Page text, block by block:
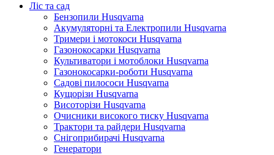
Ліс та сад
Бензопили Husqvarna
Акумуляторні та Електропили Husqvarna
Тримери і мотокоси Husqvarna
Газонокосарки Husqvarna
Культиватори і мотоблоки Husqvarna
Газонокосарки-роботи Husqvarna
Садові пилососи Husqvarna
Кущорізи Husqvarna
Висоторізи Husqvarna
Очисники високого тиску Husqvarna
Трактори та райдери Husqvarna
Снігоприбирачі Husqvarna
Генератори